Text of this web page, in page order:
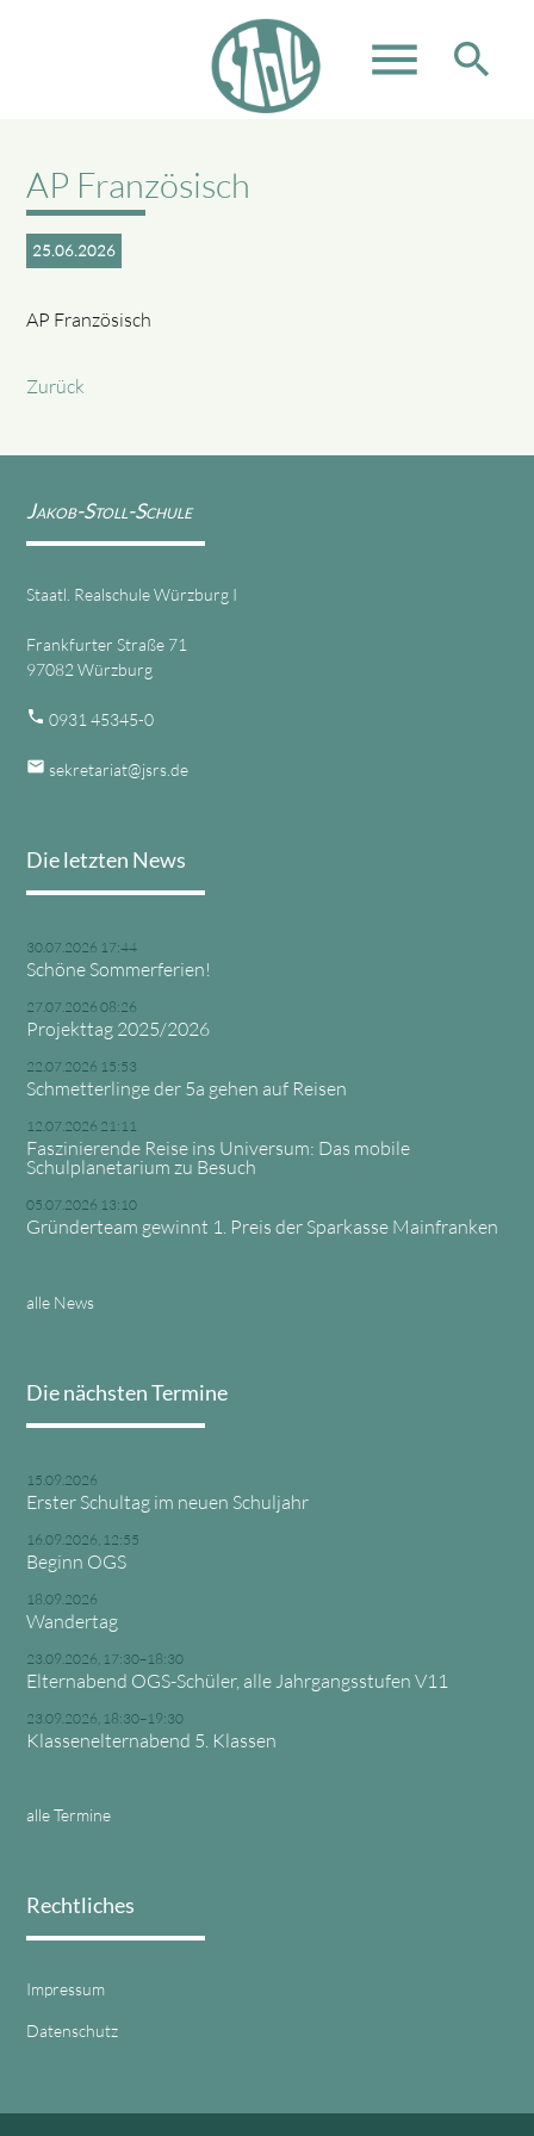
menu search
Suchbegriffe
AP Französisch
25.06.2026
AP Französisch
Zurück
Jakob-Stoll-Schule
Staatl. Realschule Würzburg I
Frankfurter Straße 71
97082 Würzburg
phone 0931 45345-0
email sekretariat@jsrs.de
Die letzten News
30.07.2026 17:44
Schöne Sommerferien!
27.07.2026 08:26
Projekttag 2025/2026
22.07.2026 15:53
Schmetterlinge der 5a gehen auf Reisen
12.07.2026 21:11
Faszinierende Reise ins Universum: Das mobile
Schulplanetarium zu Besuch
05.07.2026 13:10
Gründerteam gewinnt 1. Preis der Sparkasse Mainfranken
alle News
Die nächsten Termine
15.09.2026
Erster Schultag im neuen Schuljahr
16.09.2026, 12:55
Beginn OGS
18.09.2026
Wandertag
23.09.2026, 17:30–18:30
Elternabend OGS-Schüler, alle Jahrgangsstufen V11
23.09.2026, 18:30–19:30
Klassenelternabend 5. Klassen
alle Termine
Rechtliches
Impressum
Datenschutz